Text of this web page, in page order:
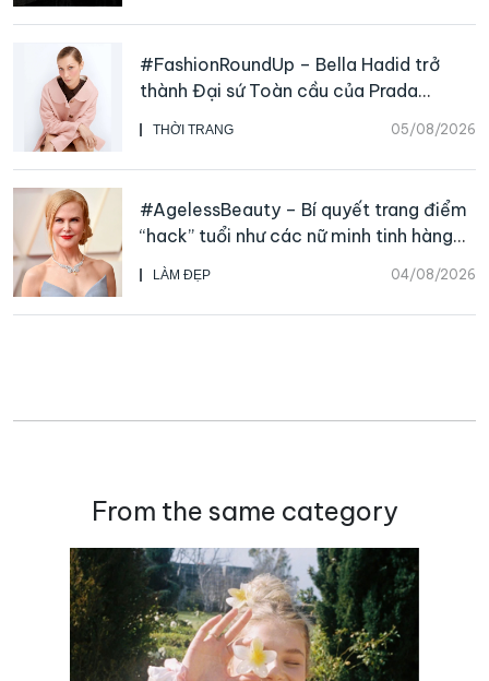
THỜI TRANG 05/08/2026
#FashionRoundUp – Bella Hadid trở
thành Đại sứ Toàn cầu của Prada
Beauty, CHANEL mua lại Charvet
LÀM ĐẸP 04/08/2026
#AgelessBeauty – Bí quyết trang điểm
“hack” tuổi như các nữ minh tinh hàng
đầu
From the same category